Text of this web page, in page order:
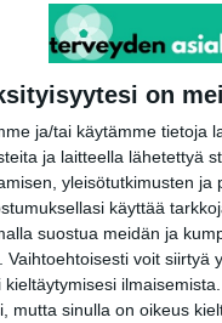
on
ja/tai käytämme tietoja
ja laitteella lähetettyä
yleisötutkimusten ja
käyttää
suostua meidän ja
voit siirtyä
ilmaisemista.
mutta sinulla on oikeus
WhatsApp
Geriatrit: Ikäihmisten